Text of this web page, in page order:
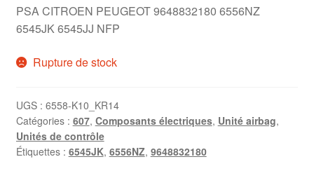
PSA CITROEN PEUGEOT 9648832180 6556NZ
6545JK 6545JJ NFP
Rupture de stock
UGS : 6558-K10_KR14
Catégories : 607, Composants électriques, Unité airbag,
Unités de contrôle
Étiquettes : 6545JK, 6556NZ, 9648832180